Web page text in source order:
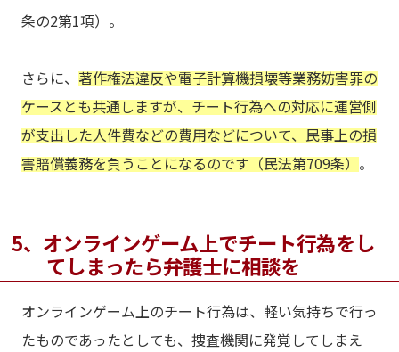
条の2第1項）。
さらに、 著作権法違反や電子計算機損壊等業務妨害罪の
ケースとも共通しますが、チート行為への対応に運営側
が支出した人件費などの費用などについて、民事上の損
害賠償義務を負うことになるのです（民法第709条）。
5、オンラインゲーム上でチート行為をし
てしまったら弁護士に相談を
オンラインゲーム上のチート行為は、軽い気持ちで行っ
たものであったとしても、捜査機関に発覚してしまえ